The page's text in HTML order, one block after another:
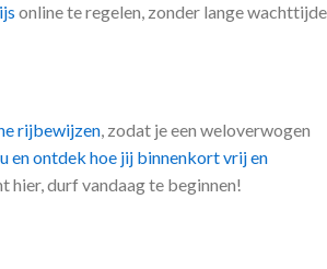
online te regelen, zonder lange
rijbewijzen, zodat je een weloverwogen
en ontdek hoe jij binnenkort vrij en
hier, durf vandaag te beginnen!